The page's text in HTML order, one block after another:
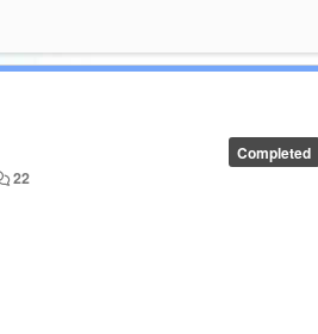
Completed
22